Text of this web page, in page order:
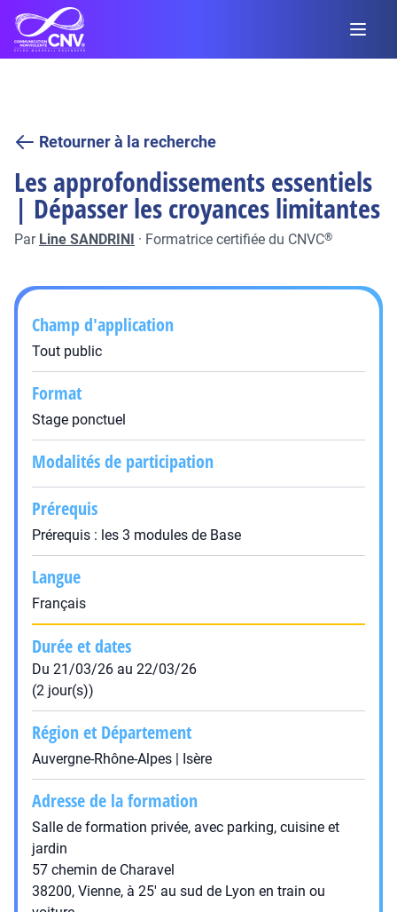
Retourner à la recherche
Les approfondissements essentiels
| Dépasser les croyances limitantes
Par Line SANDRINI · Formatrice certifiée du CNVC®
Champ d'application
Tout public
Format
Stage ponctuel
Modalités de participation
Prérequis
Prérequis : les 3 modules de Base
Langue
Français
Durée et dates
Du 21/03/26 au 22/03/26
(2 jour(s))
Région et Département
Auvergne-Rhône-Alpes | Isère
Adresse de la formation
Salle de formation privée, avec parking, cuisine et
jardin
57 chemin de Charavel
38200, Vienne, à 25' au sud de Lyon en train ou